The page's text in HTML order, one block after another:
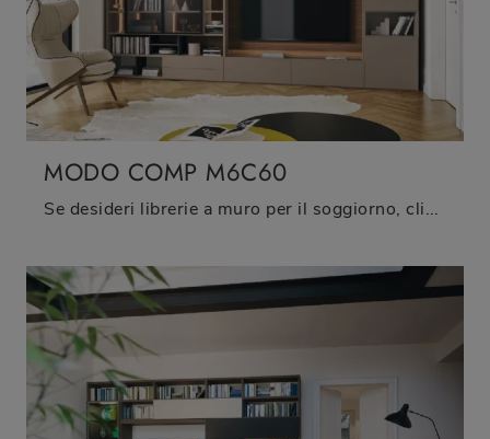
MODO COMP M6C60
Se desideri librerie a muro per il soggiorno, clicca e scopri le nostre soluzioni moderne: il modello Modo Comp M6C60 Sangiacomo ti attende!